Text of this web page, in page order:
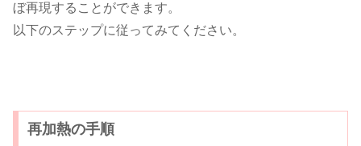
ぼ再現することができます。
以下のステップに従ってみてください。
再加熱の手順